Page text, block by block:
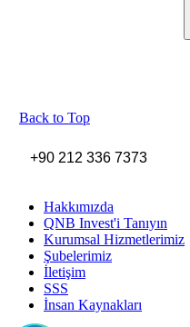
Back to Top
+90 212 336 7373
Hakkımızda
QNB Invest'i Tanıyın
Kurumsal Hizmetlerimiz
Şubelerimiz
İletişim
SSS
İnsan Kaynakları